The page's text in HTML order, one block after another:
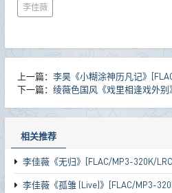
李佳薇
上一篇： 李昊《小糊涂神历凡记》
下一篇： 绫薇色国风《戏里相逢戏外别
相关推荐
李佳薇《无归》[FLAC/MP3-320K/
李佳薇《孤雏 (Live)》[FLAC/MP3-